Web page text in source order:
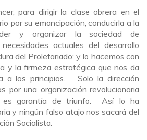
para dirigir la clase obrera en el
por su emancipación, conducirla a la
y organizar la sociedad de
actuales del desarrollo
del Proletariado; y lo hacemos con
y la firmeza estratégica que nos da
a los principios. Solo la dirección
por una organización revolucionaria
es garantía de triunfo. Así lo ha
y ningún falso atajo nos sacará del
Socialista.